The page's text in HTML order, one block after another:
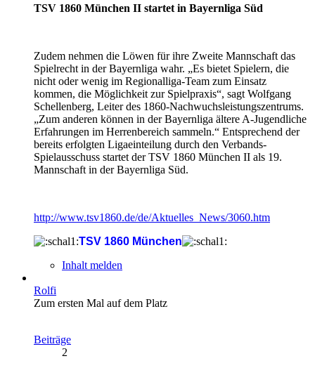
TSV 1860 München II startet in Bayernliga Süd
Zudem nehmen die Löwen für ihre Zweite Mannschaft das
Spielrecht in der Bayernliga wahr. „Es bietet Spielern, die
nicht oder wenig im Regionalliga-Team zum Einsatz
kommen, die Möglichkeit zur Spielpraxis“, sagt Wolfgang
Schellenberg, Leiter des 1860-Nachwuchsleistungszentrums.
„Zum anderen können in der Bayernliga ältere A-Jugendliche
Erfahrungen im Herrenbereich sammeln.“ Entsprechend der
bereits erfolgten Ligaeinteilung durch den Verbands-
Spielausschuss startet der TSV 1860 München II als 19.
Mannschaft in der Bayernliga Süd.
http://www.tsv1860.de/de/Aktuelles_News/3060.htm
TSV 1860 München
Inhalt melden
Rolfi
Zum ersten Mal auf dem Platz
Beiträge
2